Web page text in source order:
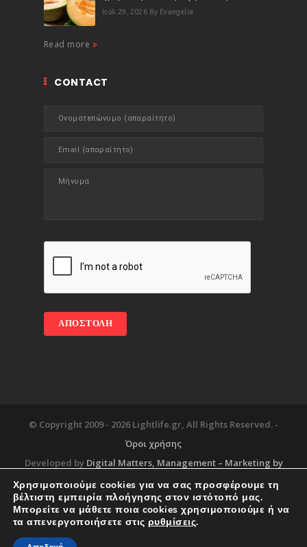
Ιούλ 29, 2026 By Evangelia
Read more
CONTACT
© Copyright 2009 - 2026 Lightlife.gr, All Rights Reserved. -
Όροι χρήσης
Developed by Digital Matters, Management – Marketing by
Blog About Services
Corporate Support
Χρησιμοποιούμε cookies για να σας προσφέρουμε τη
βέλτιστη εμπειρία πλοήγησης στον ιστότοπό μας.
Μπορείτε να μάθετε ποια cookies χρησιμοποιούμε ή να
τα απενεργοποιήσετε στις ρυθμίσεις.